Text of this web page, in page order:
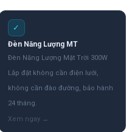
✓
Đèn Năng Lượng MT
Đèn Năng Lượng Mặt Trời 300W
Lắp đặt không cần điện lưới,
không cần đào đường, bảo hành
24 tháng.